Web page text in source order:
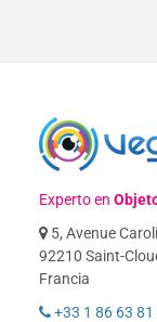
Experto en
5, Avenue
92210 Saint-
Francia
+33 1 86 63 81